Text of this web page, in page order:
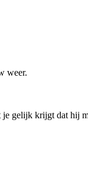
weer.
je gelijk krijgt dat hij